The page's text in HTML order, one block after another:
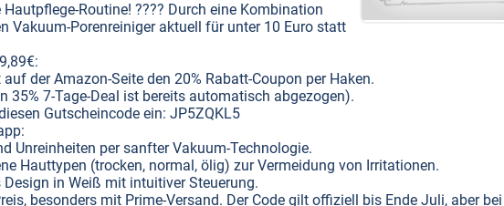
Routine! ???? Durch eine Kombination
Vakuum-Porenreiniger aktuell für unter 10 Euro statt
der Amazon-Seite den 20% Rabatt-Coupon per Haken.
35% 7-Tage-Deal ist bereits automatisch abgezogen).
Gutscheincode ein: JP5ZQKL5
Unreinheiten per sanfter Vakuum-Technologie.
Hauttypen (trocken, normal, ölig) zur Vermeidung von Irritationen.
in Weiß mit intuitiver Steuerung.
besonders mit Prime-Versand. Der Code gilt offiziell bis Ende Juli, aber bei